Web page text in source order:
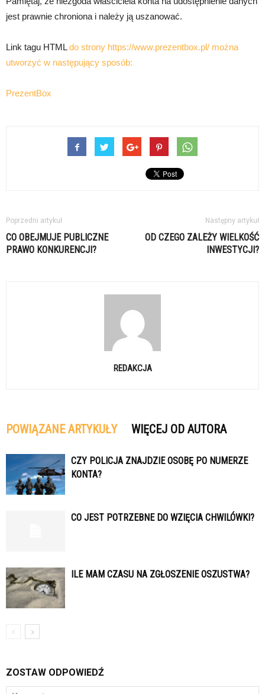
jest prawnie chroniona i należy ją uszanować.
Link tagu HTMLdo strony https://www.prezentbox.pl/ można
utworzyć w następujący sposób:
PrezentBox
Poprzedni artykuł
CO OBEJMUJE PUBLICZNE
PRAWO KONKURENCJI?
Następny artykuł
OD CZEGO ZALEŻY WIELKOŚĆ
INWESTYCJI?
REDAKCJA
POWIĄZANE ARTYKUŁY WIĘCEJ OD AUTORA
CZY POLICJA ZNAJDZIE OSOBĘ PO NUMERZE
KONTA?
CO JEST POTRZEBNE DO WZIĘCIA CHWILÓWKI?
ILE MAM CZASU NA ZGŁOSZENIE OSZUSTWA?
ZOSTAW ODPOWIEDŹ